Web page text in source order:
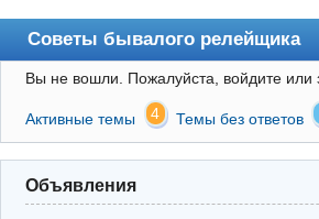
Советы бывалого релейщика
Форум
Правила
Поиск
Регистрация
Вы не вошли. Пожалуйста, войдите или
Активные темы 4 Темы без ответов
Объявления